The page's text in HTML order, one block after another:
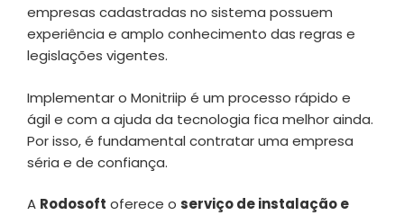
empresas cadastradas no sistema possuem
experiência e amplo conhecimento das regras e
legislações vigentes.
Implementar o Monitriip é um processo rápido e
ágil e com a ajuda da tecnologia fica melhor ainda.
Por isso, é fundamental contratar uma empresa
séria e de confiança.
A Rodosoft oferece o serviço de instalação e